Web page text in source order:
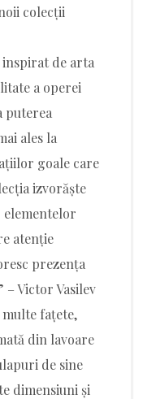
colecții
de arta
a operei
puterea
ales la
goale care
izvorăște
atenție
prezența
Victor Vasilev
multe fațete,
din lavoare
de sine
dimensiuni și